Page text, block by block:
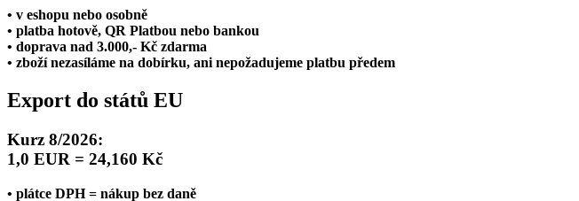
• v eshopu nebo osobně
• platba hotově, QR Platbou nebo bankou
• doprava nad 3.000,- Kč zdarma
• zboží nezasíláme na dobírku, ani nepožadujeme platbu předem
Export do států EU
Kurz 8/2026:
1,0 EUR = 24,160 Kč
• plátce DPH = nákup bez daně